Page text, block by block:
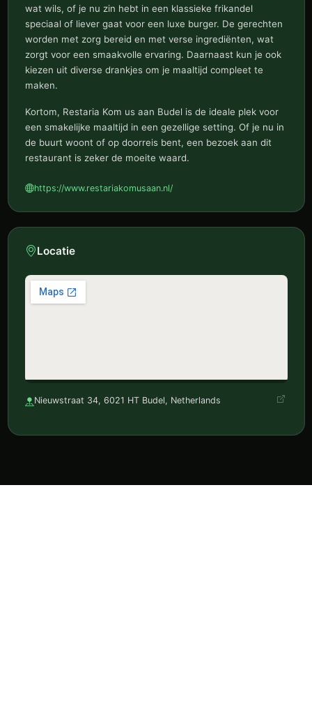
wat wils, of je nu zin hebt in een klassieke frikandel
speciaal of liever gaat voor een luxe burger. De gerechten
worden met zorg bereid en met verse ingrediënten, wat
zorgt voor een smaakvolle ervaring. Daarnaast kun je ook
kiezen uit diverse drankjes om je maaltijd compleet te
maken.
Kortom, Restaria Kom us aan Budel is de ideale plek voor
een smakelijke maaltijd in een gezellige setting. Of je nu in
de buurt woont of op doorreis bent, een bezoek aan dit
restaurant is zeker de moeite waard.
https://www.restariakomusaan.nl/
Locatie
Nieuwstraat 34, 6021 HT Budel, Netherlands